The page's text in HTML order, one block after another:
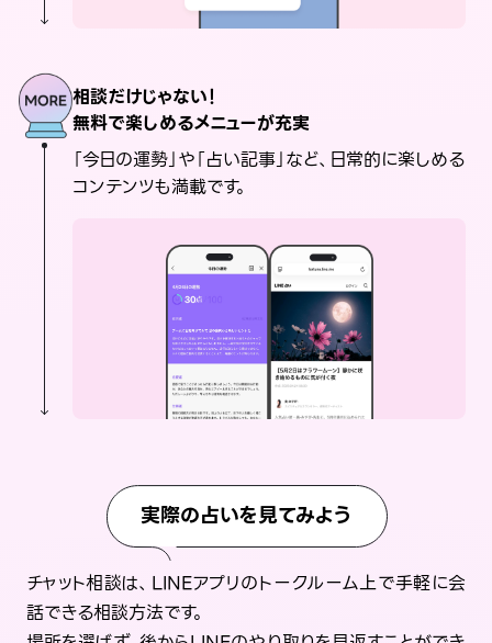
相談だけじゃない！
無料で楽しめるメニューが充実
「今日の運勢」や「占い記事」など、日常的に楽しめる
コンテンツも満載です。
実際の占いを見てみよう
チャット相談は、LINEアプリのトークルーム上で手軽に会
話できる相談方法です。